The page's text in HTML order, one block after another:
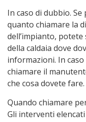
In caso di dubbio.
quanto chiamare la
dell’impianto,
della caldaia dove
informazioni. In
chiamare il
che cosa dovete fare.
Quando chiamare
Gli interventi